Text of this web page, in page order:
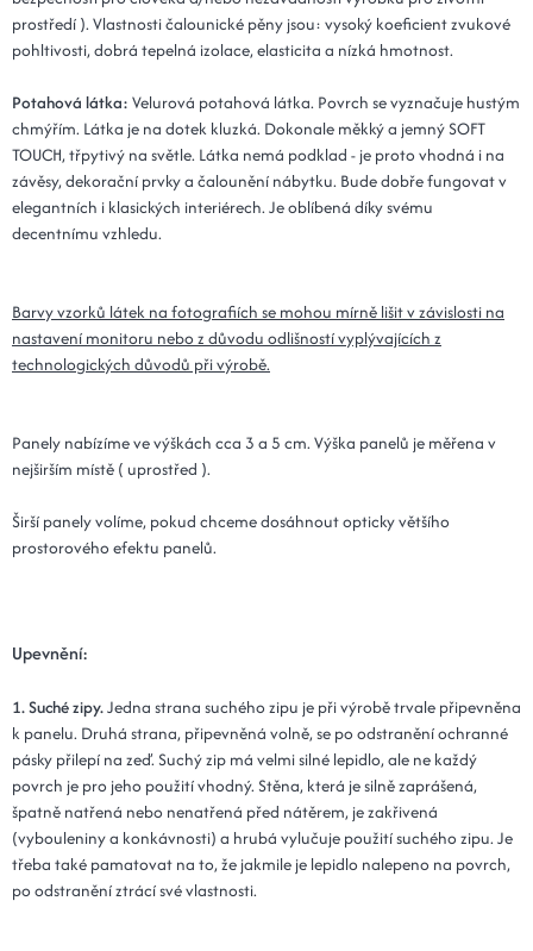
30x80x3 - 16 popelová
432 Kč
15x110x3 - 16 popelová
Kód: Plot 15x110x3 - 16 popelová
476 Kč
20x110x3 - 16 popelová
25x90x3 - 16 popelová
Kód: Plot 25x90x3 - 16 popelová
484 Kč
Kód: Plot 30x90x3 - 16 popelová
14 dní
Kód: Plot 15x120x3 - 16 popelová
14 dní
Kód: Plot 25x100x3 - 16 popelová
14 dní
30x100x3 - 16 popelová
Kód: Plot 30x100x3 - 16 popelová
536 Kč
14 dní
25x110x3 - 16 popelová
Kód: Plot 25x110x3 - 16 popelová
589 Kč
14 dní
prostředí ). Vlastnosti čalounické pěny jsou: vysoký koeficient zvukové
pohltivosti, dobrá tepelná izolace, elasticita a nízká hmotnost.
Potahová látka: Velurová potahová látka. Povrch se vyznačuje hustým
chmýřím. Látka je na dotek kluzká. Dokonale měkký a jemný SOFT
TOUCH, třpytivý na světle. Látka nemá podklad - je proto vhodná i na
závěsy, dekorační prvky a čalounění nábytku. Bude dobře fungovat v
elegantních i klasických interiérech. Je oblíbená díky svému
decentnímu vzhledu.
Barvy vzorků látek na fotografiích se mohou mírně lišit v závislosti na
nastavení monitoru nebo z důvodu odlišností vyplývajících z
technologických důvodů při výrobě.
Panely nabízíme ve výškách cca 3 a 5 cm. Výška panelů je měřena v
nejširším místě ( uprostřed ).
Širší panely volíme, pokud chceme dosáhnout opticky většího
prostorového efektu panelů.
Upevnění:
1. Suché zipy.Jedna strana suchého zipu je při výrobě trvale připevněna
k panelu. Druhá strana, připevněná volně, se po odstranění ochranné
pásky přilepí na zeď. Suchý zip má velmi silné lepidlo, ale ne každý
povrch je pro jeho použití vhodný. Stěna, která je silně zaprášená,
špatně natřená nebo nenatřená před nátěrem, je zakřivená
(vybouleniny a konkávnosti) a hrubá vylučuje použití suchého zipu. Je
třeba také pamatovat na to, že jakmile je lepidlo nalepeno na povrch,
po odstranění ztrácí své vlastnosti.